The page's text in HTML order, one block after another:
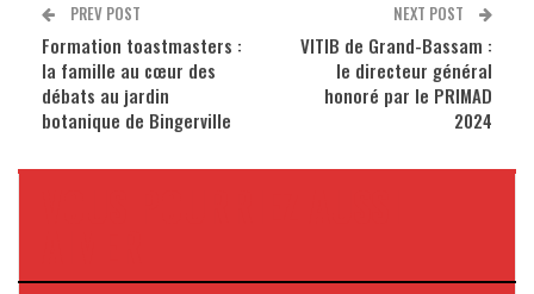
PREV POST
Formation toastmasters :
la famille au cœur des
débats au jardin
botanique de Bingerville
NEXT POST
VITIB de Grand-Bassam :
le directeur général
honoré par le PRIMAD
2024